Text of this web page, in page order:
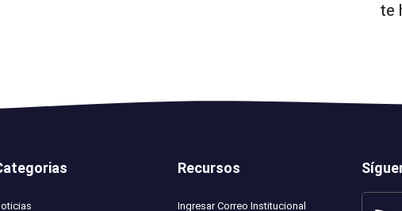
te
Recursos
Ingresar Correo Institucional